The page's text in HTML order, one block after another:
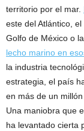
territorio por el mar.
este del Atlántico,
Golfo de México o
lecho marino en
la industria
estrategia, el país
en más de un
Una maniobra que
ha levantado cierta